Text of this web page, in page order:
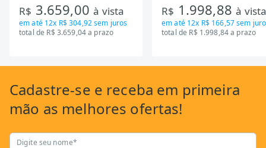
RT650EVK463)
R$ 3.659,00à vista
em até 12x R$ 304,92sem juros
total de R$ 3.659,04 a prazo
Mecanica GSB13HBTA-PT
R$ 1.998,88à
em até 12x R$ 166,57sem
total de R$ 1.998,84 a prazo
Cadastre-se e receba em primeira
mão as melhores ofertas!
Digite seu nome*